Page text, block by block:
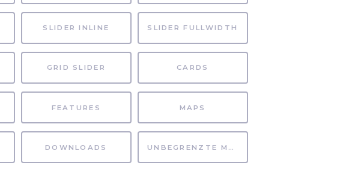
SLIDER INLINE SLIDER FULLWIDTH
GRID SLIDER CARDS
FEATURES MAPS
DOWNLOADS UNBEGRENZTE MÖGLICHKEITEN